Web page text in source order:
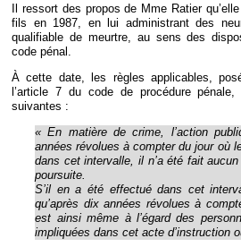
Il ressort des propos de Mme Ratier
fils en 1987, en lui administrant des
qualifiable de meurtre, au sens des
code pénal.
À cette date, les règles applicables,
l’article 7 du code de procédure
suivantes :
« En matière de crime, l’action
années révolues à compter du jour où
dans cet intervalle, il n’a été fait
poursuite.
S’il en a été effectué dans cet
qu’après dix années révolues à
est ainsi même à l’égard des
impliquées dans cet acte d’instruction